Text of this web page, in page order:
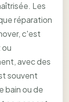
Les
réparation
c'est
ou
avec des
souvent
bain ou de